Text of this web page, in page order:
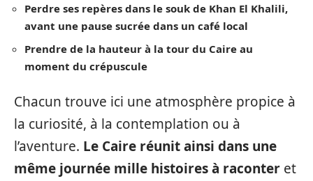
Perdre ses repères dans le souk de Khan El Khalili,
avant une pause sucrée dans un café local
Prendre de la hauteur à la tour du Caire au
moment du crépuscule
Chacun trouve ici une atmosphère propice à
la curiosité, à la contemplation ou à
l’aventure. Le Caire réunit ainsi dans une
même journée mille histoires à raconter et